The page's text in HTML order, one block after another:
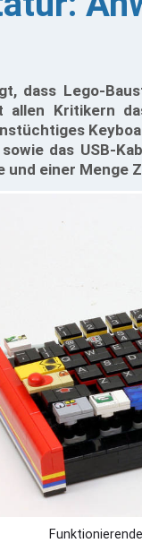
dass Lego-
allen Kritikern
das USB-
und einer Menge